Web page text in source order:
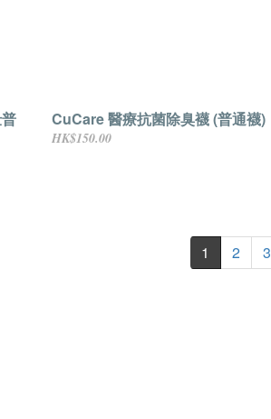
CuCare 醫療抗菌除臭襪 (普通襪)
HK$150.00
1 2 3